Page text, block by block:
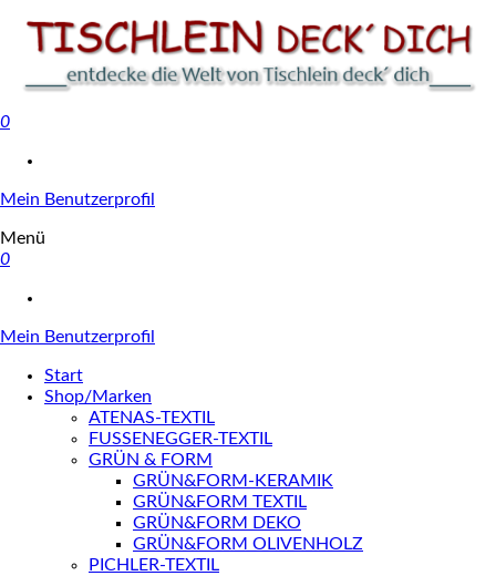
0
Mein Benutzerprofil
Menü
0
Mein Benutzerprofil
Start
Shop/Marken
ATENAS-TEXTIL
FUSSENEGGER-TEXTIL
GRÜN & FORM
GRÜN&FORM-KERAMIK
GRÜN&FORM TEXTIL
GRÜN&FORM DEKO
GRÜN&FORM OLIVENHOLZ
PICHLER-TEXTIL